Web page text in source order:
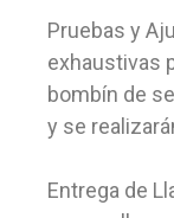
Pruebas y
exhaustivas
bombín de
y se
Entrega de